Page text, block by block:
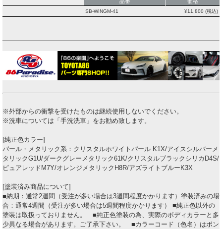
SB-WINGM-41 ¥11,800 (税込)
※外部からの衝撃を受けたものは継続使用しないでください。
※洗車については「手洗洗車」をお勧め致します。
[純正色カラー]
パール・メタリック系：クリスタルホワイトパール K1X/アイスシルバーメ
タリックG1U/ダークグレーメタリック61K/クリスタルブラックシリカD4S/
ピュアレッドM7Y/オレンジメタリックH8R/アズライトブルーK3X
[塗装済み商品について]
■納期：通常2週間（受注が多い場合は3週間程度かかります）塗装済みの場
合：通常4週間（受注が多い場合は5週間程度かかります） ■純正色以外の
塗装は取扱っておりません。 ■純正色塗装の為、実際のボディカラーと多
少異なる場合があります。ご了承下さい。 ■カラーコード（色名）はボン